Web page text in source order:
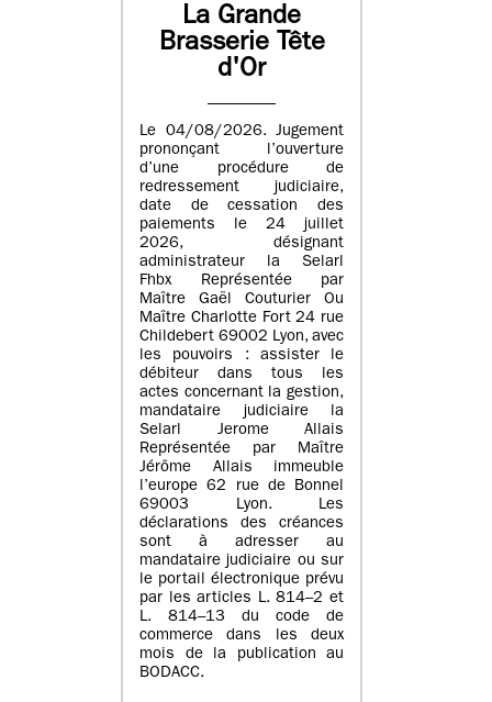
La Grande
Brasserie Tête
d'Or
Le 04/08/2026. Jugement
prononçant l’ouverture
d’une procédure de
redressement judiciaire,
date de cessation des
paiements le 24 juillet
2026, désignant
administrateur la Selarl
Fhbx Représentée par
Maître Gaël Couturier Ou
Maître Charlotte Fort 24 rue
Childebert 69002 Lyon, avec
les pouvoirs : assister le
débiteur dans tous les
actes concernant la gestion,
mandataire judiciaire la
Selarl Jerome Allais
Représentée par Maître
Jérôme Allais immeuble
l’europe 62 rue de Bonnel
69003 Lyon. Les
déclarations des créances
sont à adresser au
mandataire judiciaire ou sur
le portail électronique prévu
par les articles L. 814–2 et
L. 814–13 du code de
commerce dans les deux
mois de la publication au
BODACC.